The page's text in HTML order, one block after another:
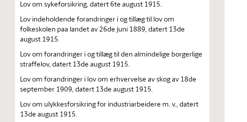
Lov om sykeforsikring, datert 6te august 1915.
Lov indeholdende forandringer i og tillæg til lov om
folkeskolen paa landet av 26de juni 1889, datert 13de
august 1915.
Lov om forandringer i og tillæg til den almindelige borgerlige
straffelov, datert 13de august 1915.
Lov om forandringer i lov om erhvervelse av skog av 18de
september 1909, datert 13de august 1915.
Lov om ulykkesforsikring for industriarbeidere m. v., datert
13de august 1915.